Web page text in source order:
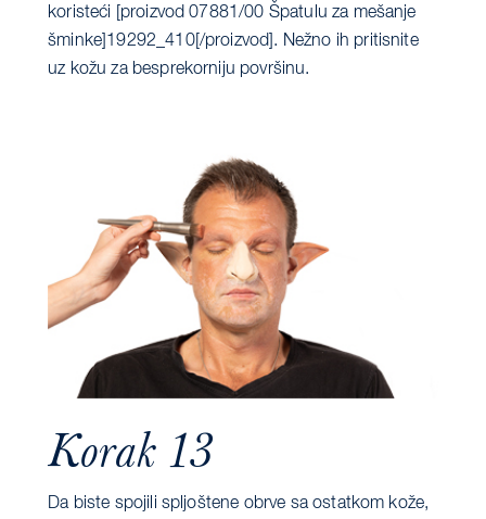
koristeći [proizvod 07881/00 Špatulu za mešanje
šminke]19292_410[/proizvod]. Nežno ih pritisnite
uz kožu za besprekorniju površinu.
Korak 13
Da biste spojili spljoštene obrve sa ostatkom kože,